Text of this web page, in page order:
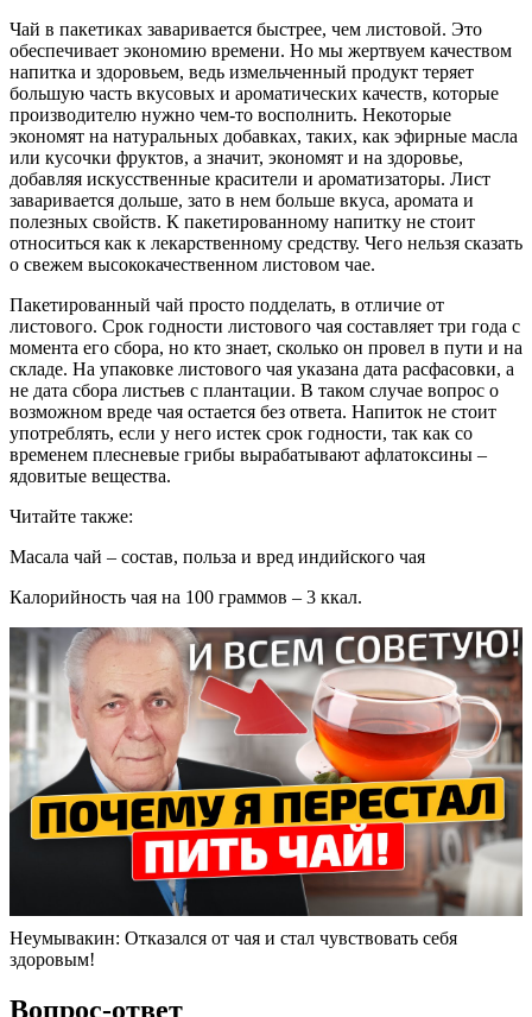
Чай в пакетиках заваривается быстрее, чем листовой. Это
обеспечивает экономию времени. Но мы жертвуем качеством
напитка и здоровьем, ведь измельченный продукт теряет
большую часть вкусовых и ароматических качеств, которые
производителю нужно чем-то восполнить. Некоторые
экономят на натуральных добавках, таких, как эфирные масла
или кусочки фруктов, а значит, экономят и на здоровье,
добавляя искусственные красители и ароматизаторы. Лист
заваривается дольше, зато в нем больше вкуса, аромата и
полезных свойств. К пакетированному напитку не стоит
относиться как к лекарственному средству. Чего нельзя сказать
о свежем высококачественном листовом чае.
Пакетированный чай просто подделать, в отличие от
листового. Срок годности листового чая составляет три года с
момента его сбора, но кто знает, сколько он провел в пути и на
складе. На упаковке листового чая указана дата расфасовки, а
не дата сбора листьев с плантации. В таком случае вопрос о
возможном вреде чая остается без ответа. Напиток не стоит
употреблять, если у него истек срок годности, так как со
временем плесневые грибы вырабатывают афлатоксины –
ядовитые вещества.
Читайте также:
Масала чай – состав, польза и вред индийского чая
Калорийность чая на 100 граммов – 3 ккал.
Неумывакин: Отказался от чая и стал чувствовать себя
здоровым!
Вопрос-ответ